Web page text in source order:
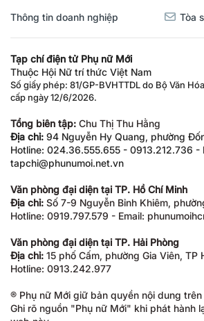
Thông tin doanh nghiệp Tòa
Tạp chí điện tử Phụ nữ Mới
Thuộc Hội Nữ trí thức Việt Nam
Số giấy phép: 81/GP-BVHTTDL do Bộ Văn
cấp ngày 12/6/2026.
Tổng biên tập: Chu Thị Thu Hằng
Địa chỉ: 94 Nguyễn Hy Quang, phường
Hotline: 024.36.555.655 - 0913.212.736 -
tapchi@phunumoi.net.vn
Văn phòng đại diện tại TP. Hồ Chí Minh
Địa chỉ: Số 7-9 Nguyễn Bỉnh Khiêm,
Hotline: 0919.797.579 - Email:
Văn phòng đại diện tại TP. Hải Phòng
Địa chỉ: 15 phố Cấm, phường Gia Viên, TP
Hotline: 0913.242.977
® Phụ nữ Mới giữ bản quyền nội dung trên
Ghi rõ nguồn "Phụ nữ Mới" khi phát hành